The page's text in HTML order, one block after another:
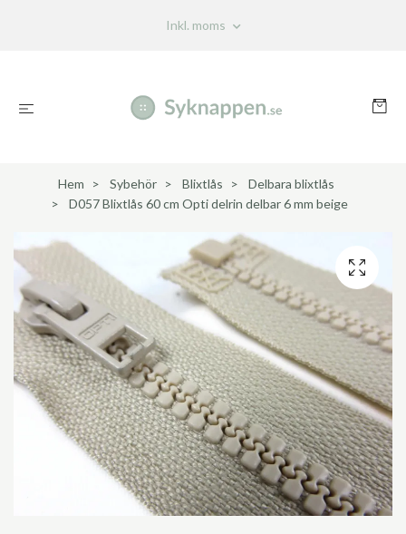
Inkl. moms
Hem Sybehör Blixtlås
Delbara blixtlås
D057 Blixtlås 60 cm Opti delrin delbar 6 mm beige